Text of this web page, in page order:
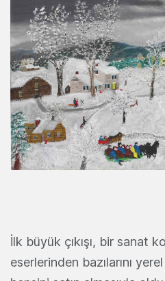
İlk büyük çıkışı, bir sanat
eserlerinden bazılarını